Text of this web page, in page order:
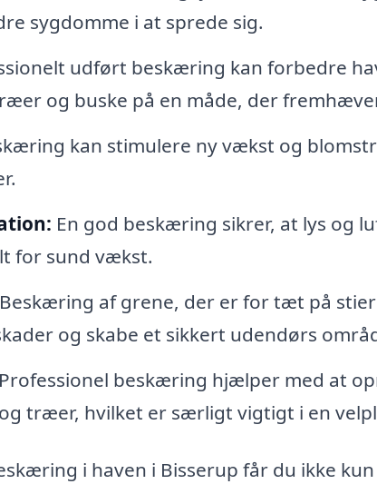
sygdomme i at sprede sig.
udført beskæring kan forbedre
og buske på en måde, der
kan stimulere ny vækst og
En god beskæring sikrer, at lys og
for sund vækst.
Beskæring af grene, der er for tæt på
og skabe et sikkert udendørs
Professionel beskæring hjælper med at
træer, hvilket er særligt vigtigt i en
i haven i Bisserup får du ikke